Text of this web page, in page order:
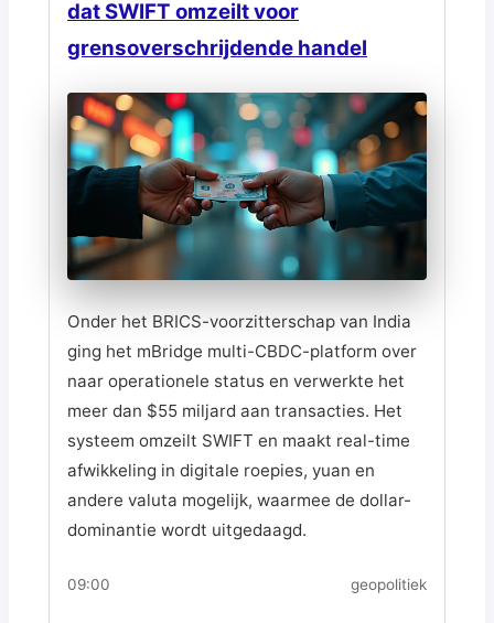
dat SWIFT omzeilt voor
grensoverschrijdende handel
Onder het BRICS-voorzitterschap van India
ging het mBridge multi-CBDC-platform over
naar operationele status en verwerkte het
meer dan $55 miljard aan transacties. Het
systeem omzeilt SWIFT en maakt real-time
afwikkeling in digitale roepies, yuan en
andere valuta mogelijk, waarmee de dollar-
dominantie wordt uitgedaagd.
09:00 geopolitiek